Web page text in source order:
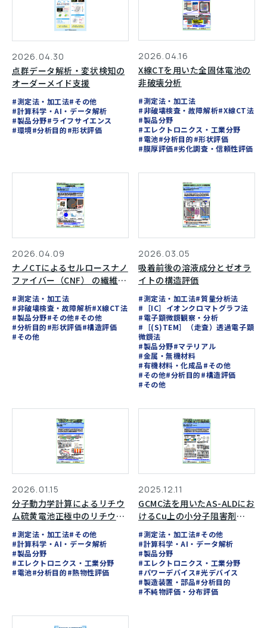
2026.04.30
点群データ解析・変状検知の
オーダーメイド支援
#測定法・加工法#その他
#計算科学・AI・データ解析
#製品分野#ライフサイエンス
#環境#分析目的#形状評価
2026.04.16
X線CTを用いた全固体電池の
非破壊分析
#測定法・加工法
#非破壊検査・故障解析#X線CT法
#製品分野
#エレクトロニクス・工業分野
#電池#分析目的#形状評価
#膜厚評価#劣化調査・信頼性評価
2026.04.09
ナノCTによるセルロースナノ
ファイバー（CNF） の繊維配
向評価
#測定法・加工法
#非破壊検査・故障解析#X線CT法
#製品分野#その他#その他
#分析目的#形状評価#構造評価
#その他
2026.03.05
吸着前後の溶液成分とゼオラ
イトの構造評価
#測定法・加工法#質量分析法
#［IC］イオンクロマトグラフ法
#電子顕微鏡観察・分析
#［(S)TEM］（走査）透過電子顕
微鏡法
#製品分野#マテリアル
#金属・無機材料
#有機材料・化成品#その他
#その他#分析目的#構造評価
#その他
2026.01.15
分子動力学計算によるリチウ
ム硫黄電池正極中のリチウム
イオン拡散挙動評価
#測定法・加工法#その他
#計算科学・AI・データ解析
#製品分野
#エレクトロニクス・工業分野
#電池#分析目的#熱物性評価
2025.12.11
GCMC法を用いたAS-ALDにお
けるCu上の小分子阻害剤
（SMI）とTMAの競合吸着解
析
#測定法・加工法#その他
#計算科学・AI・データ解析
#製品分野
#エレクトロニクス・工業分野
#パワーデバイス#光デバイス
#製造装置・部品#分析目的
#不純物評価・分布評価